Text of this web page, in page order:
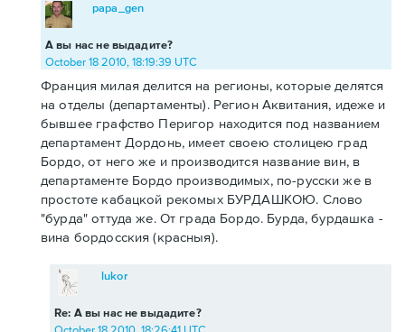
А вы нас не выдадите?
papa_gen
October 18 2010, 18:19:39 UTC
Франция милая делится на регионы, которые делятся
на отделы (департаменты). Регион Аквитания, идеже и
бывшее графство Перигор находится под названием
департамент Дордонь, имеет своею столицею град
Бордо, от него же и производится название вин, в
департаменте Бордо производимых, по-русски же в
простоте кабацкой рекомых БУРДАШКОЮ. Слово
"бурда" оттуда же. От града Бордо. Бурда, бурдашка -
вина бордосския (красныя).
Re: А вы нас не выдадите?
lukor